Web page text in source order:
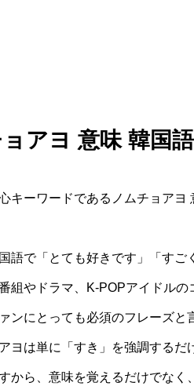
アヨ 意味 韓国
キーワードであるノムチョア
語で「とても好きです」「すご
組やドラマ、K-POPアイドル
ンにとっても必須のフレーズと
ヨは単に「すき」を強調する
から、意味を覚えるだけでな